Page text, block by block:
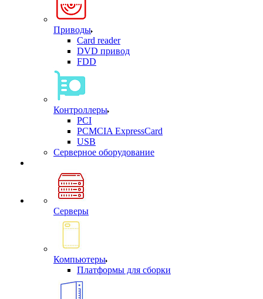
Приводы
Card reader
DVD привод
FDD
Контроллеры
PCI
PCMCIA ExpressCard
USB
Cерверное оборудование
Серверы
Компьютеры
Платформы для сборки